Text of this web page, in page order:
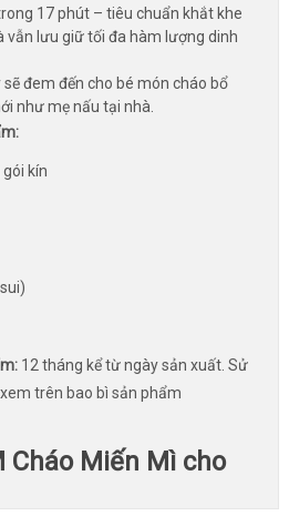
17 phút – tiêu chuẩn khắt khe
vẫn lưu giữ tối đa hàm lượng dinh
đem đến cho bé món cháo bổ
như mẹ nấu tại nhà.
kín
12 tháng kể từ ngày sản xuất. Sử
trên bao bì sản phẩm
Cháo Miến Mì cho